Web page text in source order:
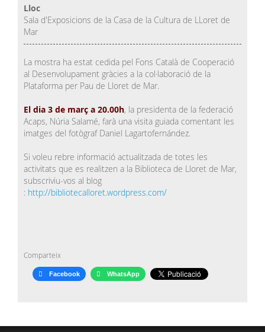
Lloc
Sala d'Exposicions de la Casa de la Cultura de LLoret de
Mar
La mostra ha estat cedida pel Fons Català de Cooperació
al Desenvolupament gràcies a la col·laboració de la
Plataforma per Pau de Lloret de Mar.
El dia 3 de març a 20.00h, la presidenta de la federació
Acaps, Núria Salamé, farà una visita guiada comentant les
imatges del fotògraf Daniel Lagartofernández.
Si voleu rebre informació actualitzada de totes les
activitats que es realitzen a la Biblioteca de Lloret de Mar,
subscriviu-vos al blog
: http://bibliotecalloret.wordpress.com/
Comparteix
Facebook WhatsApp